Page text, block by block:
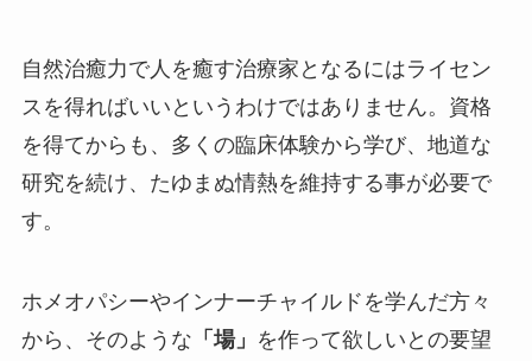
自然治癒力で人を癒す治療家となるにはライセン
スを得ればいいというわけではありません。資格
を得てからも、多くの臨床体験から学び、地道な
研究を続け、たゆまぬ情熱を維持する事が必要で
す。
ホメオパシーやインナーチャイルドを学んだ方々
から、そのような 「場」 を作って欲しいとの要望